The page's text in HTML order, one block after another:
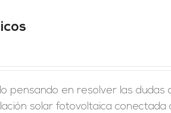
pensando en resolver las
solar fotovoltaica